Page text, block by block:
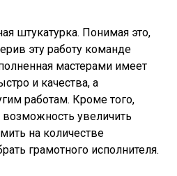
штукатурка. Понимая это,
эту работу команде
мастерами имеет
и качества, а
работам. Кроме того,
увеличить
на количестве
грамотного исполнителя.